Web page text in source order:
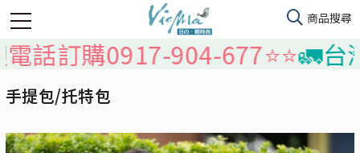
話訂購0917-904-677⭐️⭐️🚛台灣
手提包/托特包